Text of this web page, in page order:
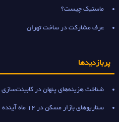
ماستیک چیست؟
عرف مشارکت در ساخت تهران
پربازدیدها
شناخت هزینه‌های پنهان در کابینت‌سازی
سناریوهای بازار مسکن در 12 ماه آینده